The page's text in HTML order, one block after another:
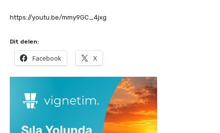
https://youtu.be/mmy9GC_4jxg
Dit delen:
Facebook X